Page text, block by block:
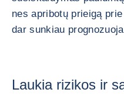
nes apribotų prieigą
dar sunkiau
Laukia rizikos ir